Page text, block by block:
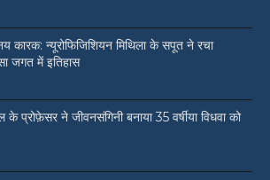
कारक: न्यूरोफिजिशियन मिथिला के सपूत ने रचा
जगत में इतिहास
के प्रोफ़ेसर ने जीवनसंगिनी बनाया 35 वर्षीया विधवा को